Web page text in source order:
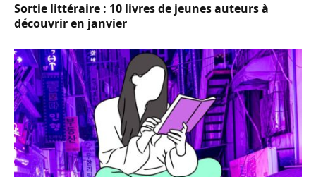
Sortie littéraire : 10 livres de jeunes auteurs à
découvrir en janvier